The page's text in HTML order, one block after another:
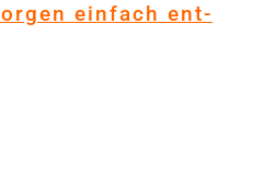
einfach ent-